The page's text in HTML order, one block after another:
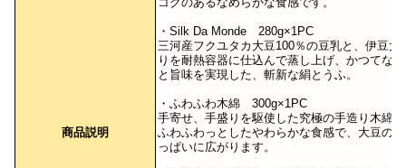
商品説明
・Silk Da Monde 280g×1PC
三河産フクユタカ大豆100％の豆乳と、伊豆大
りを耐熱容器に仕込んで蒸し上げ、かつてな
と旨味を実現した、斬新な絹とうふ。
・ふわふわ木綿 300g×1PC
手寄せ、手盛りを駆使した究極の手造り木綿。
ふわふわっとしたやわらかな食感で、大豆の
っぱいに広がります。